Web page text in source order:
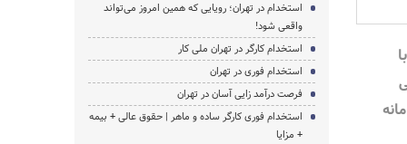
استخدام در تهران؛ رویایی که همین امروز می‌تواند
واقعی شود!
استخدام کارگر در تهران ملی کار
استخدام فوری در تهران
فرصت درآمد زایی آسان در تهران
استخدام فوری کارگر ساده و ماهر | حقوق عالی + بیمه
+ مزایا